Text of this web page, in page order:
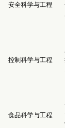
安全科学与工程
控制科学与工程
食品科学与工程